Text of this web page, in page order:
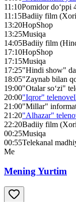
11:10Pomidor do‘ppi
11:15Badiiy film
13:20HopShop
13:25Musiqa
14:05Badiiy film
17:10HopShop
17:15Musiqa
17:25"Hindi show"
18:05"Zaynab bilan
19:00"Otalar so‘zi"
20:00"Iqror"
21:00"Millar"
21:20"Alhazar"
22:20Badiiy film
00:25Musiqa
00:55Telekanal
Me
Mening Yurtim